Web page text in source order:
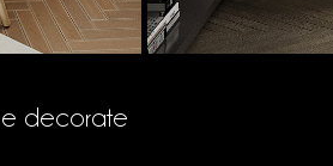
decorate